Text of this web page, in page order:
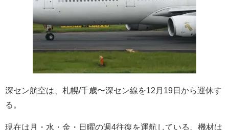
深セン航空は、札幌/千歳〜深セン線を12月19日から運休す
る。
現在は月・水・金・日曜の週4往復を運航している。機材は